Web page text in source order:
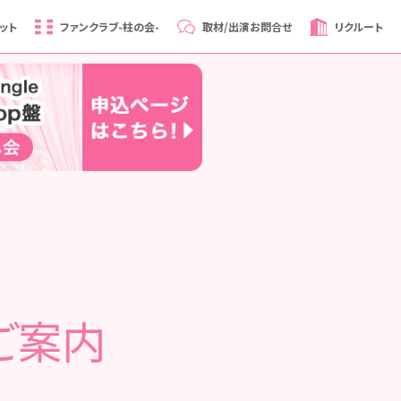
ト ファンクラブ-柱の会- 取材/出演お問合せ リクルート
案内